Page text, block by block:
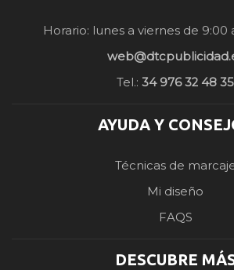
Horario: lunes a viernes de 9:00
Tel.: 34 976 32 48 35
AYUDA Y
Técnicas de
Mi diseño
FAQS
DESCUBRE